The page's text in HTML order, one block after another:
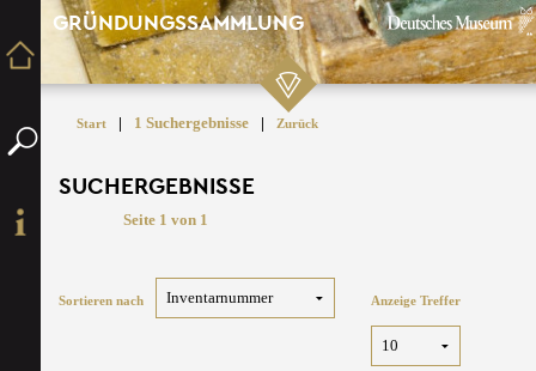
GRÜNDUNGSSAMMLUNG
Start | 1 Suchergebnisse | Zurück
SUCHERGEBNISSE
Seite 1 von 1
Sortieren nach Anzeige Treffer